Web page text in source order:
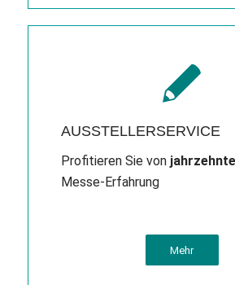
AUSSTELLERSERVICE
Profitieren Sie von
Messe-Erfahrung
Mehr